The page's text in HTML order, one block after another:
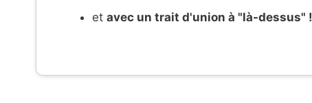
et avec un trait d'union à "là-dessus" !